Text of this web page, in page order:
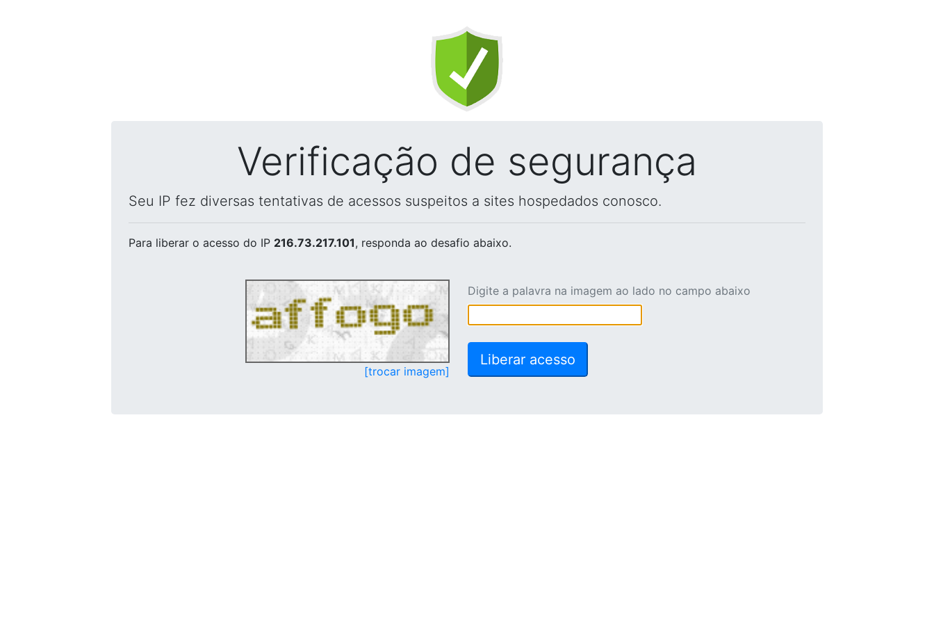
Verificação de segurança
Seu IP fez diversas tentativas de acessos suspeitos a sites hospedados conosco.
Para liberar o acesso do IP 216.73.217.101, responda ao desafio abaixo.
[trocar imagem]
Digite a palavra na imagem ao lado no campo abaixo